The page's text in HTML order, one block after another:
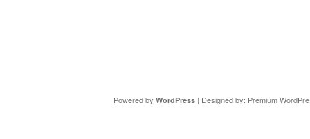
Powered by WordPress| Designed by: Premium